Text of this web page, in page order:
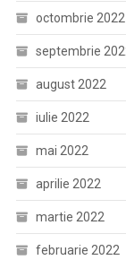
octombrie 2022
septembrie
august 2022
iulie 2022
mai 2022
aprilie 2022
martie 2022
februarie 2022